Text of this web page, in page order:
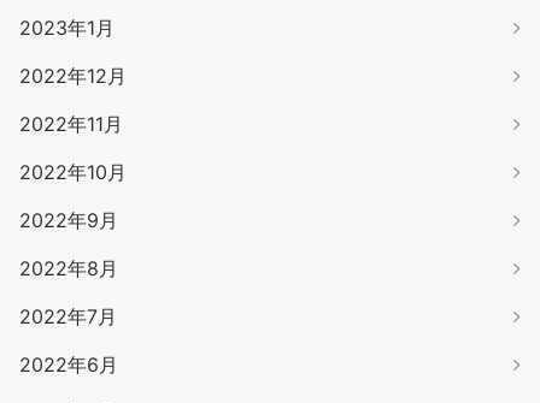
2023年1月
2022年12月
2022年11月
2022年10月
2022年9月
2022年8月
2022年7月
2022年6月